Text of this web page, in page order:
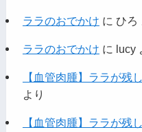
ララのおでかけ に ひろ
ララのおでかけ に lucy
【血管肉腫】ララが残
より
【血管肉腫】ララが残